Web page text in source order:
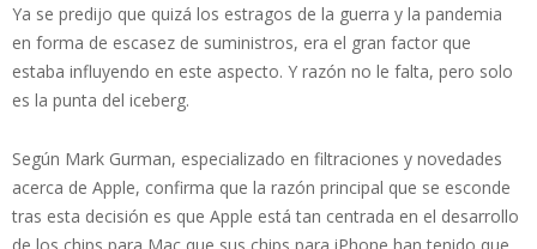
Ya se predijo que quizá los estragos de la guerra y la pandemia
en forma de escasez de suministros, era el gran factor que
estaba influyendo en este aspecto. Y razón no le falta, pero solo
es la punta del iceberg.
Según Mark Gurman, especializado en filtraciones y novedades
acerca de Apple, confirma que la razón principal que se esconde
tras esta decisión es que Apple está tan centrada en el desarrollo
de los chips para Mac que sus chips para iPhone han tenido que